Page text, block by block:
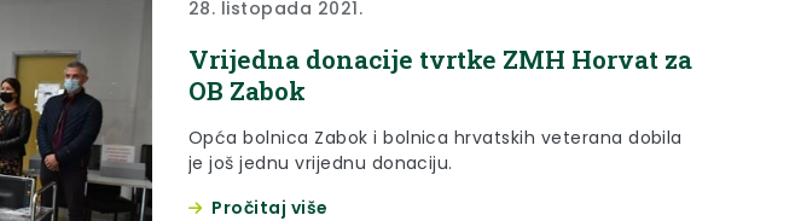
28. listopada 2021.
Vrijedna donacije tvrtke ZMH Horvat za
OB Zabok
Opća bolnica Zabok i bolnica hrvatskih veterana dobila
je još jednu vrijednu donaciju.
Pročitaj više